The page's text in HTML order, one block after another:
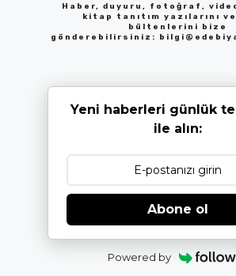
Haber, duyuru, fotoğraf,
kitap tanıtım yazılarını ve
bültenlerini bize
gönderebilirsiniz:
Yeni haberleri günlük
ile alın:
Abone ol
Powered by